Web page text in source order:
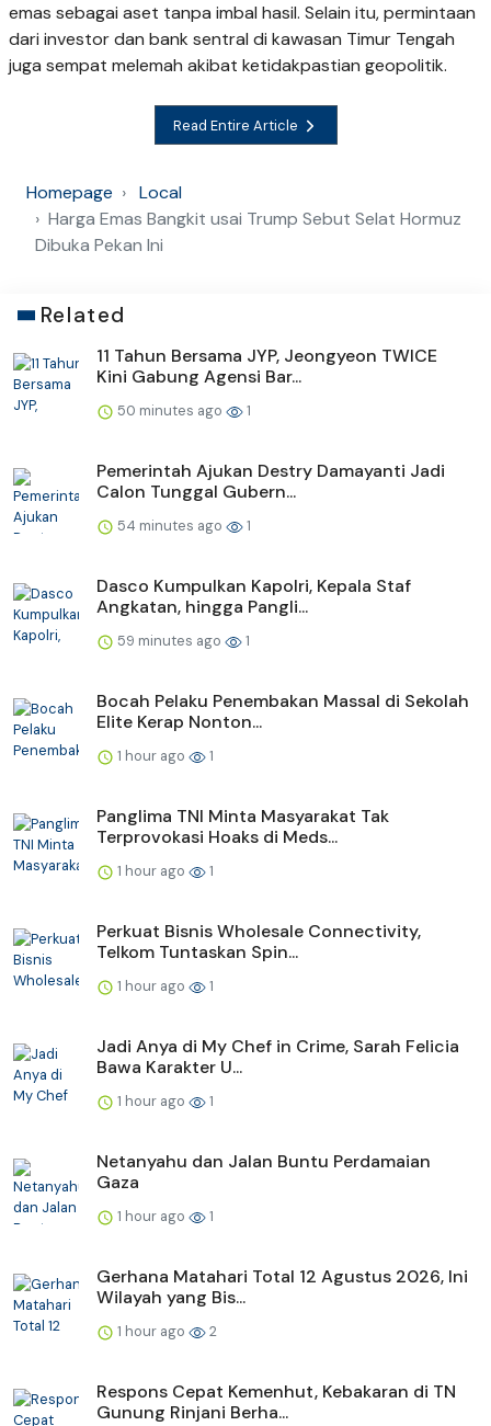
emas sebagai aset tanpa imbal hasil. Selain itu, permintaan
dari investor dan bank sentral di kawasan Timur Tengah
juga sempat melemah akibat ketidakpastian geopolitik.
Read Entire Article
Homepage
Local
Harga Emas Bangkit usai Trump Sebut Selat Hormuz
Dibuka Pekan Ini
Related
11 Tahun Bersama JYP, Jeongyeon TWICE
Kini Gabung Agensi Bar...
50 minutes ago 1
Pemerintah Ajukan Destry Damayanti Jadi
Calon Tunggal Gubern...
54 minutes ago 1
Dasco Kumpulkan Kapolri, Kepala Staf
Angkatan, hingga Pangli...
59 minutes ago 1
Bocah Pelaku Penembakan Massal di Sekolah
Elite Kerap Nonton...
1 hour ago 1
Panglima TNI Minta Masyarakat Tak
Terprovokasi Hoaks di Meds...
1 hour ago 1
Perkuat Bisnis Wholesale Connectivity,
Telkom Tuntaskan Spin...
1 hour ago 1
Jadi Anya di My Chef in Crime, Sarah Felicia
Bawa Karakter U...
1 hour ago 1
Netanyahu dan Jalan Buntu Perdamaian
Gaza
1 hour ago 1
Gerhana Matahari Total 12 Agustus 2026, Ini
Wilayah yang Bis...
1 hour ago 2
Respons Cepat Kemenhut, Kebakaran di TN
Gunung Rinjani Berha...